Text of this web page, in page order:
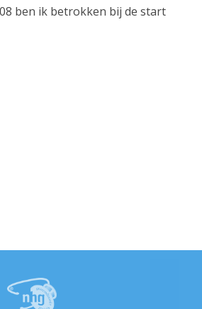
ben ik betrokken bij de start